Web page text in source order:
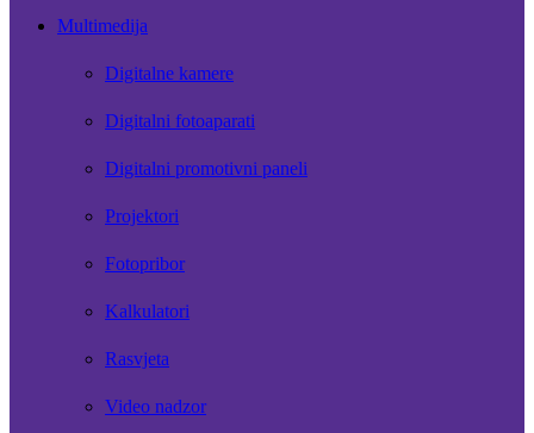
Multimedija
Digitalne kamere
Digitalni fotoaparati
Digitalni promotivni paneli
Projektori
Fotopribor
Kalkulatori
Rasvjeta
Video nadzor